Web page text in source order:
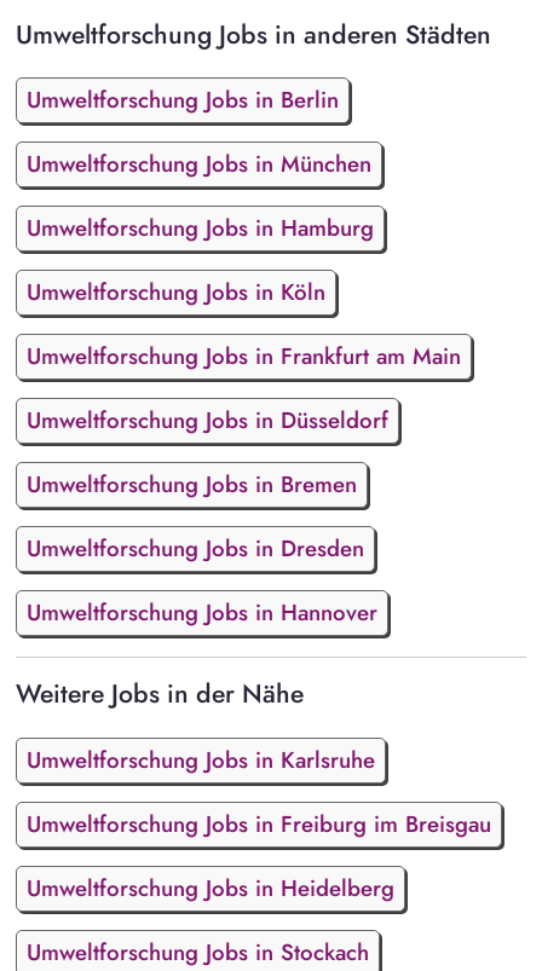
Umweltforschung Jobs in anderen Städten
Umweltforschung Jobs in Berlin
Umweltforschung Jobs in München
Umweltforschung Jobs in Hamburg
Umweltforschung Jobs in Köln
Umweltforschung Jobs in Frankfurt am Main
Umweltforschung Jobs in Düsseldorf
Umweltforschung Jobs in Bremen
Umweltforschung Jobs in Dresden
Umweltforschung Jobs in Hannover
Weitere Jobs in der Nähe
Umweltforschung Jobs in Karlsruhe
Umweltforschung Jobs in Freiburg im Breisgau
Umweltforschung Jobs in Heidelberg
Umweltforschung Jobs in Stockach